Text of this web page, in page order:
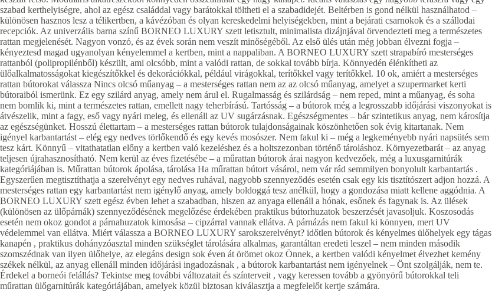
szabad kerthelyiségre, ahol az egész családdal vagy barátokkal töltheti el a szabadidejét. Beltérben is gond nélkül használhatod –
különösen hasznos lesz a télikertben, a kávézóban és olyan kereskedelmi helyiségekben, mint a bejárati csarnokok és a szállodai
recepciók. Az univerzális barna színű BORNEO LUXURY szett letisztult, minimalista dizájnjával örvendezteti meg a természetes
rattan megjelenését. Nagyon vonzó, és az évek során nem veszít minőségéből. Az első ülés után még jobban élvezni fogja –
kényeztesd magad ugyanolyan kényelemmel a kertben, mint a nappaliban. A BORNEO LUXURY szett strapabíró mesterséges
rattanból (polipropilénből) készült, ami olcsóbb, mint a valódi rattan, de sokkal tovább bírja. Könnyedén élénkítheti az
ülőalkalmatosságokat kiegészítőkkel és dekorációkkal, például virágokkal, terítőkkel vagy terítőkkel. 10 ok, amiért a mesterséges
rattan bútorokat válassza Nincs olcsó műanyag – a mesterséges rattan nem az az olcsó műanyag, amelyet a szupermarket kerti
bútoraiból ismerünk. Ez egy szilárd anyag, amely nem árul el. Rugalmasság és szilárdság – nem reped, mint a műanyag, és soha
nem bomlik ki, mint a természetes rattan, emellett nagy teherbírású. Tartósság – a bútorok még a legrosszabb időjárási viszonyokat is
átvészelik, mint a fagy, eső vagy nyári meleg, és ellenáll az UV sugárzásnak. Egészségmentes – bár szintetikus anyag, nem károsítja
az egészségünket. Hosszú élettartam – a mesterséges rattan bútorok tulajdonságainak köszönhetően sok évig kitartanak. Nem
igényel karbantartást – elég egy nedves törlőkendő és egy kevés mosószer. Nem fakul ki – még a legkeményebb nyári napsütés sem
tesz kárt. Könnyű – vitathatatlan előny a kertben való kezeléshez és a holtszezonban történő tároláshoz. Környezetbarát – az anyag
teljesen újrahasznosítható. Nem kerül az éves fizetésébe – a műrattan bútorok árai nagyon kedvezőek, még a luxusgarnitúrák
kategóriájában is. Műrattan bútorok ápolása, tárolása Ha műrattan bútort vásárol, nem vár rád semmilyen bonyolult karbantartás .
Egyszerűen megtisztíthatja a szerelvényt egy nedves ruhával, nagyobb szennyeződés esetén csak egy kis tisztítószert adjon hozzá. A
mesterséges rattan egy karbantartást nem igénylő anyag, amely boldoggá tesz anélkül, hogy a gondozása miatt kellene aggódnia. A
BORNEO LUXURY szett egész évben lehet a szabadban, hiszen az anyaga ellenáll a hónak, esőnek és fagynak is. Az ülések
(különösen az ülőpárnák) szennyeződésének megelőzése érdekében praktikus bútorhuzatok beszerzését javasoljuk. Koszosodás
esetén nem okoz gondot a párnahuzatok kimosása – cipzárral vannak ellátva. A párnázás nem fakul ki könnyen, mert UV
védelemmel van ellátva. Miért válassza a BORNEO LUXURY sarokszerelvényt? időtlen bútorok és kényelmes ülőhelyek egy tágas
kanapén , praktikus dohányzóasztal minden szükséglet tárolására alkalmas, garantáltan eredeti leszel – nem minden második
szomszédnak van ilyen ülőhelye, az elegáns design sok éven át örömet okoz Önnek, a kertben valódi kényelmet élvezhet kemény
székek nélkül, az anyag ellenáll minden időjárási ingadozásnak , a bútorok karbantartást nem igényelnek – Önt szolgálják, nem te.
Érdekel a borneói felállás? Tekintse meg további változatait és színterveit , vagy keressen tovább a gyönyörű bútorokkal teli
műrattan ülőgarnitúrák kategóriájában, amelyek közül biztosan kiválasztja a megfelelőt kertje számára.